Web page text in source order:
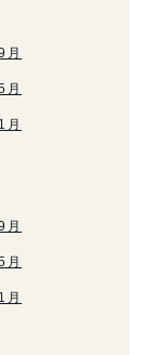
月
月
1月
月
月
1月